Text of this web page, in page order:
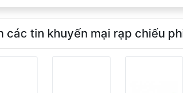
các tin khuyến mại rạp chiếu